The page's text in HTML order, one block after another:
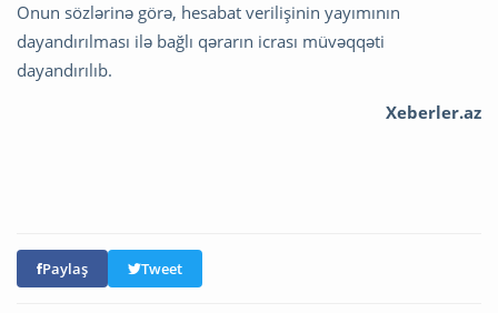
Onun sözlərinə görə, hesabat verilişinin yayımının
dayandırılması ilə bağlı qərarın icrası müvəqqəti
dayandırılıb.
Xeberler.az
Paylaş Tweet